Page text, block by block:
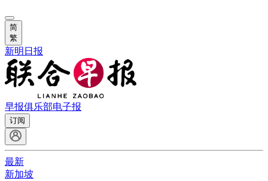
简
繁
新明日报
早报俱乐部电子报
订阅
最新
新加坡